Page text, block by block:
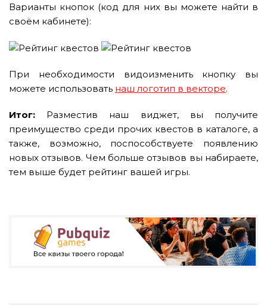
Варианты кнопок (код для них вы можете найти в
своём кабинете):
При необходимости видоизменить кнопку вы
можете использовать наш логотип в векторе.
Итог: Разместив наш виджет, вы получите
преимущество среди прочих квестов в каталоге, а
также, возможно, поспособствуете появлению
новых отзывов. Чем больше отзывов вы набираете,
тем выше будет рейтинг вашей игры.